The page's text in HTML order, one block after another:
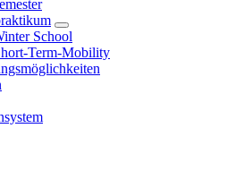
School
Term-Mobility